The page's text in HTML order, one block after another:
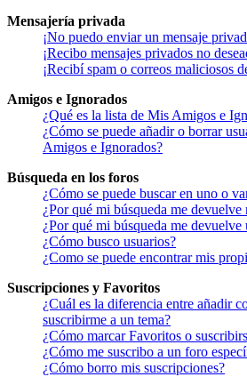
Mensajería privada
¡No puedo enviar un mensaje
¡Recibo mensajes privados no
¡Recibí spam o correos maliciosos
Amigos e Ignorados
¿Qué es la lista de Mis Amigos e
¿Cómo se puede añadir o borrar
Amigos e Ignorados?
Búsqueda en los foros
¿Cómo se puede buscar en uno o
¿Por qué mi búsqueda me
¿Por qué mi búsqueda me
¿Cómo busco usuarios?
¿Como se puede encontrar mis
Suscripciones y Favoritos
¿Cuál es la diferencia entre añadir
suscribirme a un tema?
¿Cómo marcar Favoritos o
¿Cómo me suscribo a un foro
¿Cómo borro mis suscripciones?